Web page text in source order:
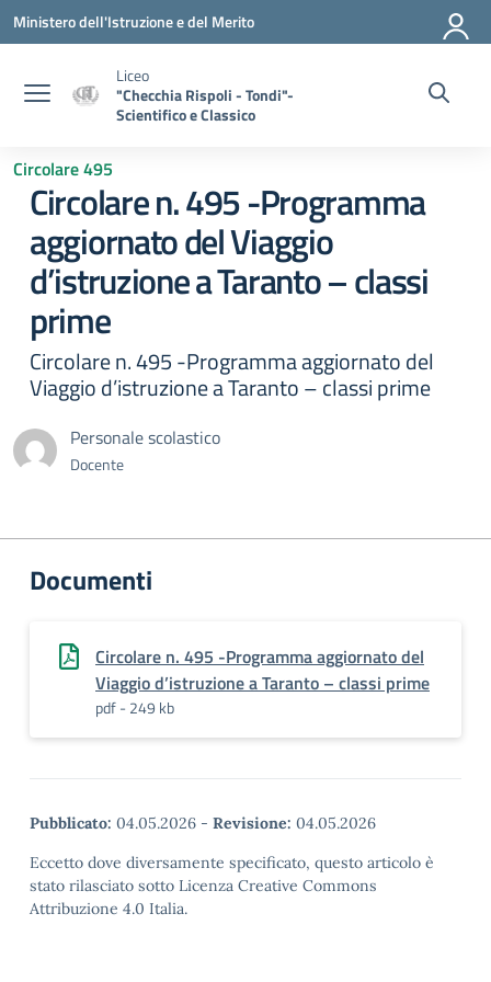
Vai ai contenuti
Vai al menu di navigazione
Vai al footer
Ministero dell'Istruzione e del Merito
Liceo
"Checchia Rispoli - Tondi"-
Scientifico e Classico
Circolare 495
Circolare n. 495 -Programma
aggiornato del Viaggio
d’istruzione a Taranto – classi
prime
Circolare n. 495 -Programma aggiornato del
Viaggio d’istruzione a Taranto – classi prime
Personale scolastico
Docente
Documenti
Circolare n. 495 -Programma aggiornato del
Viaggio d’istruzione a Taranto – classi prime
pdf - 249 kb
Pubblicato: 04.05.2026 - Revisione: 04.05.2026
Eccetto dove diversamente specificato, questo articolo è
stato rilasciato sotto Licenza Creative Commons
Attribuzione 4.0 Italia.